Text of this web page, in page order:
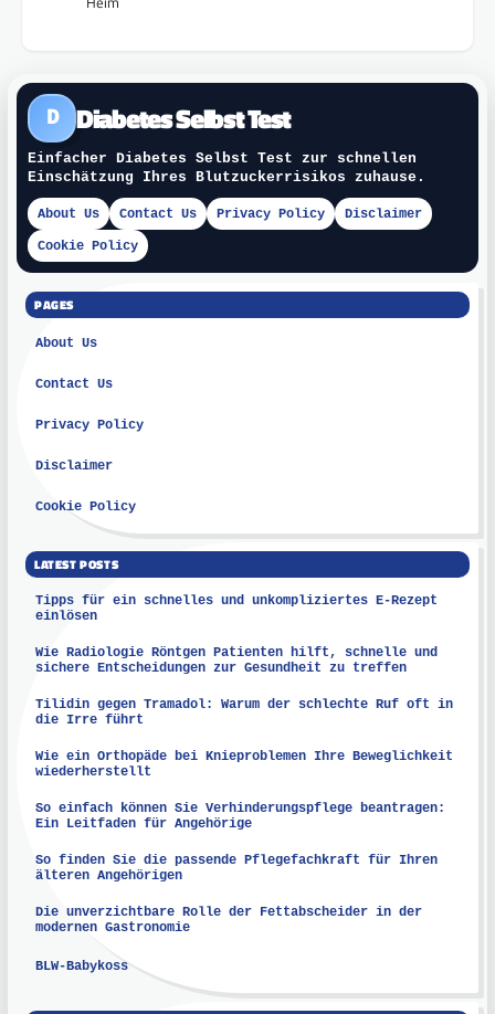
D Diabetes Selbst Test
Einfacher Diabetes Selbst Test zur schnellen
Einschätzung Ihres Blutzuckerrisikos zuhause.
About Us Contact Us Privacy Policy Disclaimer
Cookie Policy
PAGES
About Us
Contact Us
Privacy Policy
Disclaimer
Cookie Policy
LATEST POSTS
Tipps für ein schnelles und unkompliziertes E-Rezept
einlösen
Wie Radiologie Röntgen Patienten hilft, schnelle und
sichere Entscheidungen zur Gesundheit zu treffen
Tilidin gegen Tramadol: Warum der schlechte Ruf oft in
die Irre führt
Wie ein Orthopäde bei Knieproblemen Ihre Beweglichkeit
wiederherstellt
So einfach können Sie Verhinderungspflege beantragen:
Ein Leitfaden für Angehörige
So finden Sie die passende Pflegefachkraft für Ihren
älteren Angehörigen
Die unverzichtbare Rolle der Fettabscheider in der
modernen Gastronomie
BLW-Babykoss